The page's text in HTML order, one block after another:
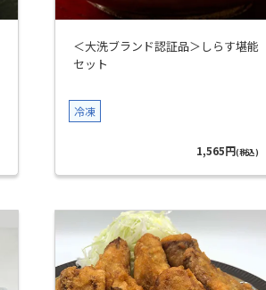
＜大洗ブランド認証品＞しらす堪能
セット
冷凍
1,565円(税込)